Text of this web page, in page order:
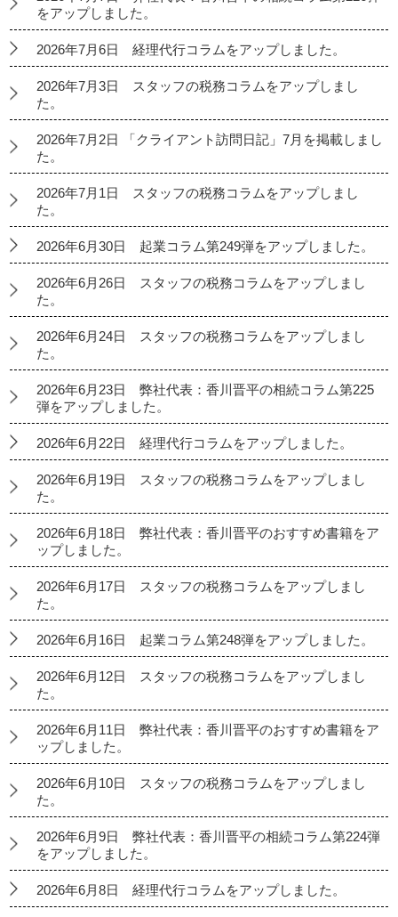
をアップしました。
2026年7月6日 経理代行コラムをアップしました。
2026年7月3日 スタッフの税務コラムをアップしまし
た。
2026年7月2日 「クライアント訪問日記」7月を掲載しまし
た。
2026年7月1日 スタッフの税務コラムをアップしまし
た。
2026年6月30日 起業コラム第249弾をアップしました。
2026年6月26日 スタッフの税務コラムをアップしまし
た。
2026年6月24日 スタッフの税務コラムをアップしまし
た。
2026年6月23日 弊社代表：香川晋平の相続コラム第225
弾をアップしました。
2026年6月22日 経理代行コラムをアップしました。
2026年6月19日 スタッフの税務コラムをアップしまし
た。
2026年6月18日 弊社代表：香川晋平のおすすめ書籍をア
ップしました。
2026年6月17日 スタッフの税務コラムをアップしまし
た。
2026年6月16日 起業コラム第248弾をアップしました。
2026年6月12日 スタッフの税務コラムをアップしまし
た。
2026年6月11日 弊社代表：香川晋平のおすすめ書籍をア
ップしました。
2026年6月10日 スタッフの税務コラムをアップしまし
た。
2026年6月9日 弊社代表：香川晋平の相続コラム第224弾
をアップしました。
2026年6月8日 経理代行コラムをアップしました。